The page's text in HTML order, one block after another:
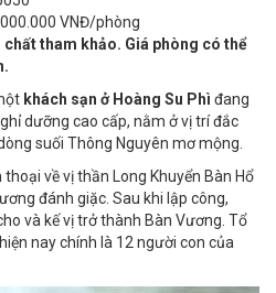
VNĐ/phòng
tham khảo. Giá phòng có thể
khách sạn ở Hoàng Su Phì đang
dưỡng cao cấp, nằm ở vị trí đắc
suối Thông Nguyên mơ mộng.
về vị thần Long Khuyển Bàn Hổ
đánh giặc. Sau khi lập công,
và kế vị trở thành Bàn Vương. Tổ
nay chính là 12 người con của